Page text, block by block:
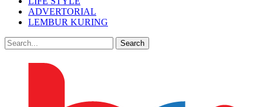
ADVERTORIAL
LEMBUR KURING